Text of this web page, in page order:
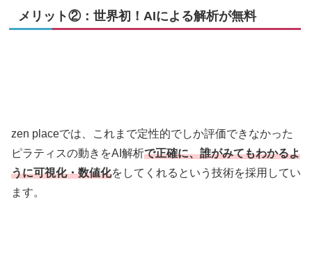
メリット②：世界初！AIによる解析が無料
zen placeでは、これまで定性的でしか評価できなかった
ピラティスの動きをAI解析で正確に、誰がみてもわかるよ
うに可視化・数値化をしてくれるという技術を採用してい
ます。